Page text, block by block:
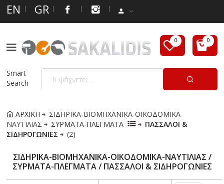
EN GR
Smart
Search
ΑΡΧΙΚΗ
ΣΙΔΗΡΙΚΑ-ΒΙΟΜΗΧΑΝΙΚΑ-ΟΙΚΟΔΟΜΙΚΑ-
ΝΑΥΤΙΛΙΑΣ
ΣΥΡΜΑΤΑ-ΠΛΕΓΜΑΤΑ
ΠΑΣΣΑΛΟΙ &
ΣΙΔΗΡΟΓΩΝΙΕΣ
(2)
ΣΙΔΗΡΙΚΑ-ΒΙΟΜΗΧΑΝΙΚΑ-ΟΙΚΟΔΟΜΙΚΑ-ΝΑΥΤΙΛΙΑΣ /
ΣΥΡΜΑΤΑ-ΠΛΕΓΜΑΤΑ / ΠΑΣΣΑΛΟΙ & ΣΙΔΗΡΟΓΩΝΙΕΣ